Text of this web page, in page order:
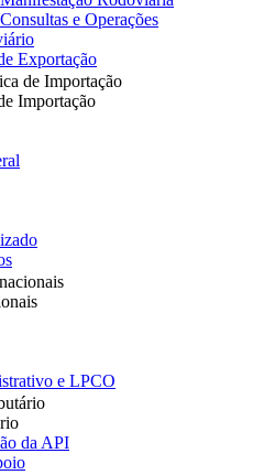
Consultas e Operações
Exportação
de Importação
Importação
e LPCO
da API